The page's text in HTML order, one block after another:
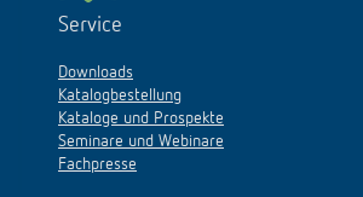
Service
Downloads
Katalogbestellung
Kataloge und Prospekte
Seminare und Webinare
Fachpresse